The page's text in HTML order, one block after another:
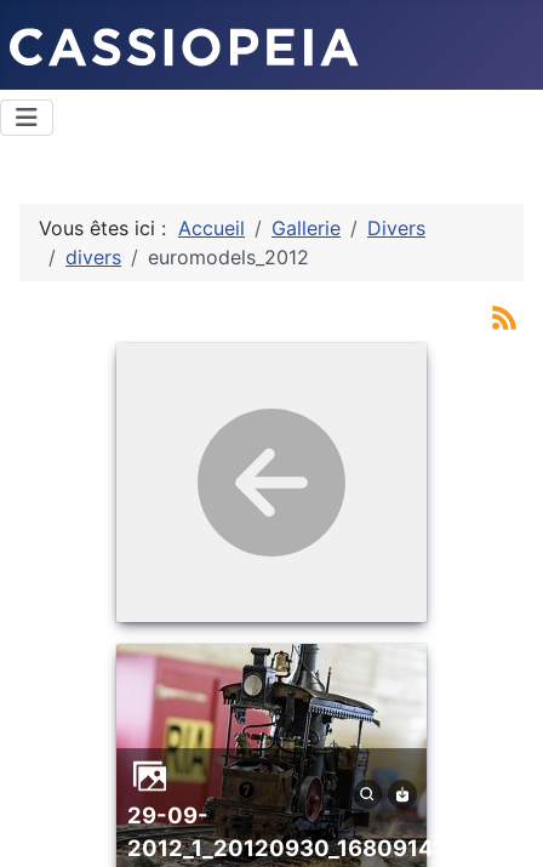
Vous êtes ici : Accueil Gallerie
Divers
divers
euromodels_2012
29-09-
2012_1_20120930_1680914120